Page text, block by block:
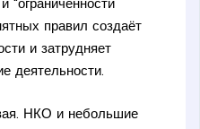
"ограниченности
правил создаёт
и затрудняет
деятельности.
НКО и небольшие